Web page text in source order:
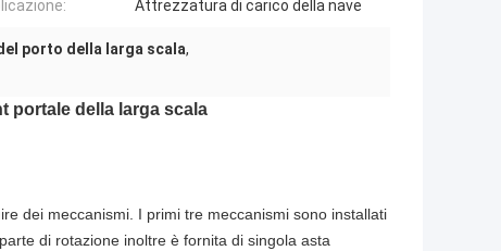
Attrezzatura di carico della nave
porto della larga scala,
portale della larga scala
dei meccanismi. I primi tre meccanismi sono installati
di rotazione inoltre è fornita di singola asta